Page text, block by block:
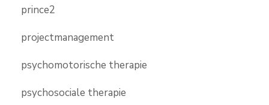
prince2
projectmanagement
psychomotorische therapie
psychosociale therapie